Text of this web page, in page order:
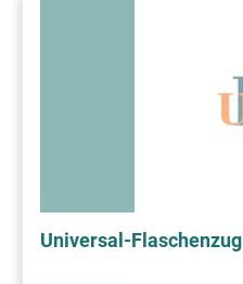
Universal-Flaschenzug